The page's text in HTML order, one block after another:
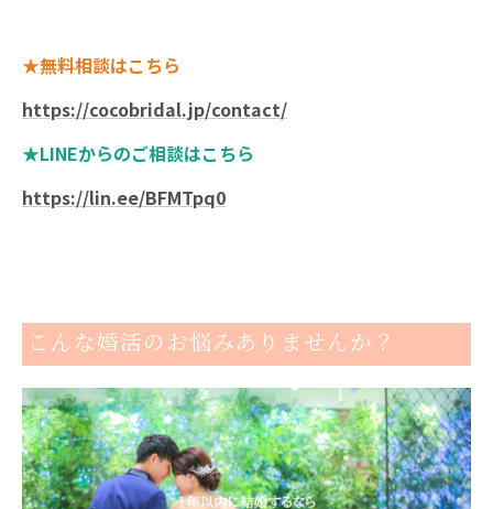
★無料相談はこちら
https://cocobridal.jp/contact/
★LINEからのご相談はこちら
https://lin.ee/BFMTpq0
こんな婚活のお悩みありませんか？